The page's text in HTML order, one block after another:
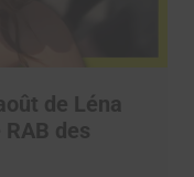
de Léna
des